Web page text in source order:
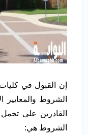
إن القبول في
الشروط والمعايير
القادرين على
الشروط هي: